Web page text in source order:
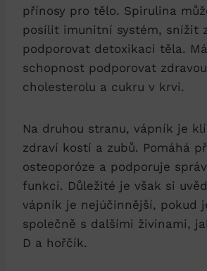
přínosy pro tělo. Spirulina
posílit imunitní systém, snížit
podporovat detoxikaci těla.
schopnost podporovat
cholesterolu a cukru v krvi.
Na druhou stranu, vápník je
zdraví kostí a zubů. Pomáhá
osteoporóze a podporuje
funkci. Důležité je však si
vápník je nejúčinnější, pokud
společně s dalšími živinami,
D a hořčík.